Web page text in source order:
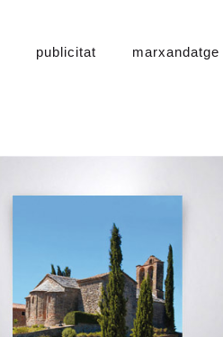
publicitat marxandatge